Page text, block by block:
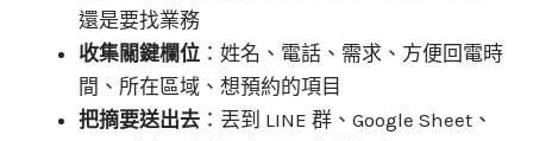
還是要找業務
收集關鍵欄位 ：姓名、電話、需求、方便回電時
間、所在區域、想預約的項目
把摘要送出去 ：丟到 LINE 群、Google Sheet、